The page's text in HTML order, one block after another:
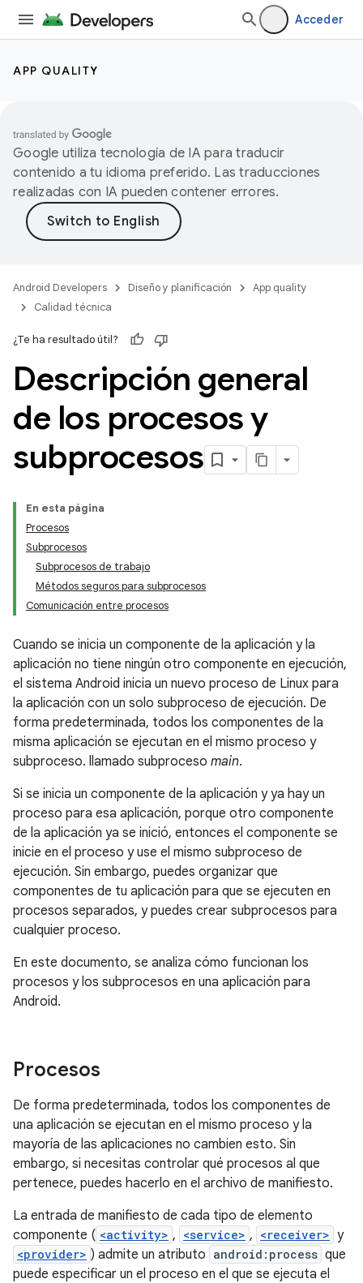
Acceder
APP QUALITY
Google utiliza tecnología de IA para traducir
contenido a tu idioma preferido. Las traducciones
realizadas con IA pueden contener errores.
Android Developers Diseño y planificación
App quality
Calidad técnica
¿Te ha resultado útil?
Descripción general
de los procesos y
subprocesos
En esta página
Procesos
Subprocesos
Subprocesos de trabajo
Métodos seguros para subprocesos
Comunicación entre procesos
Cuando se inicia un componente de la aplicación y la
aplicación no tiene ningún otro componente en ejecución,
el sistema Android inicia un nuevo proceso de Linux para
la aplicación con un solo subproceso de ejecución. De
forma predeterminada, todos los componentes de la
misma aplicación se ejecutan en el mismo proceso y
subproceso. llamado subproceso main.
Si se inicia un componente de la aplicación y ya hay un
proceso para esa aplicación, porque otro componente
de la aplicación ya se inició, entonces el componente se
inicie en el proceso y use el mismo subproceso de
ejecución. Sin embargo, puedes organizar que
componentes de tu aplicación para que se ejecuten en
procesos separados, y puedes crear subprocesos para
cualquier proceso.
En este documento, se analiza cómo funcionan los
procesos y los subprocesos en una aplicación para
Android.
Procesos
De forma predeterminada, todos los componentes de
una aplicación se ejecutan en el mismo proceso y la
mayoría de las aplicaciones no cambien esto. Sin
embargo, si necesitas controlar qué procesos al que
pertenece, puedes hacerlo en el archivo de manifiesto.
La entrada de manifiesto de cada tipo de elemento
componente ( <activity> , <service> , <receiver> y
<provider> ) admite un atributo android:process que
puede especificar un el proceso en el que se ejecuta el